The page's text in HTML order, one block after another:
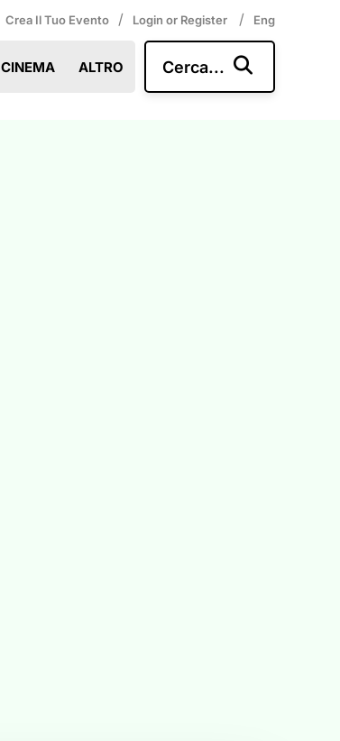
Crea Il Tuo Evento / Login or Register / Eng
CINEMA ALTRO Cerca...